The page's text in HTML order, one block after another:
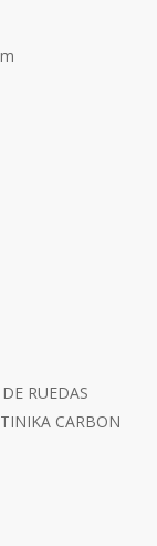
RUEDAS
CARBON